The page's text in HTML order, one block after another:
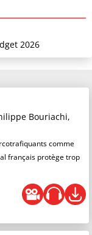
2026
Bouriachi,
comme
français protège trop